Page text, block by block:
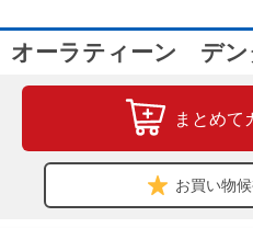
オーラティーン デン
まとめて
お買い物候